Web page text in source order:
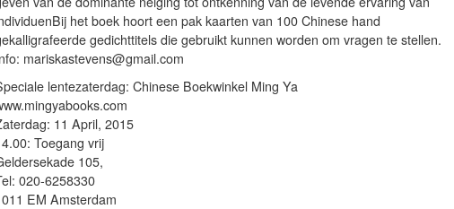
het boek hoort een pak kaarten van 100 Chinese hand
gedichttitels die gebruikt kunnen worden om vragen te stellen.
mariskastevens@gmail.com
lentezaterdag: Chinese Boekwinkel Ming Ya
11 April, 2015
Toegang vrij
105,
020-6258330
EM Amsterdam